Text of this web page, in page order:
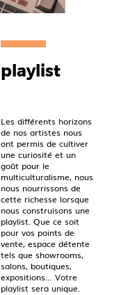
playlist
Les différents horizons
de nos artistes nous
ont permis de cultiver
une curiosité et un
goût pour le
multiculturalisme, nous
nous nourrissons de
cette richesse lorsque
nous construisons une
playlist. Que ce soit
pour vos points de
vente, espace détente
tels que showrooms,
salons, boutiques,
expositions… Votre
playlist sera unique.